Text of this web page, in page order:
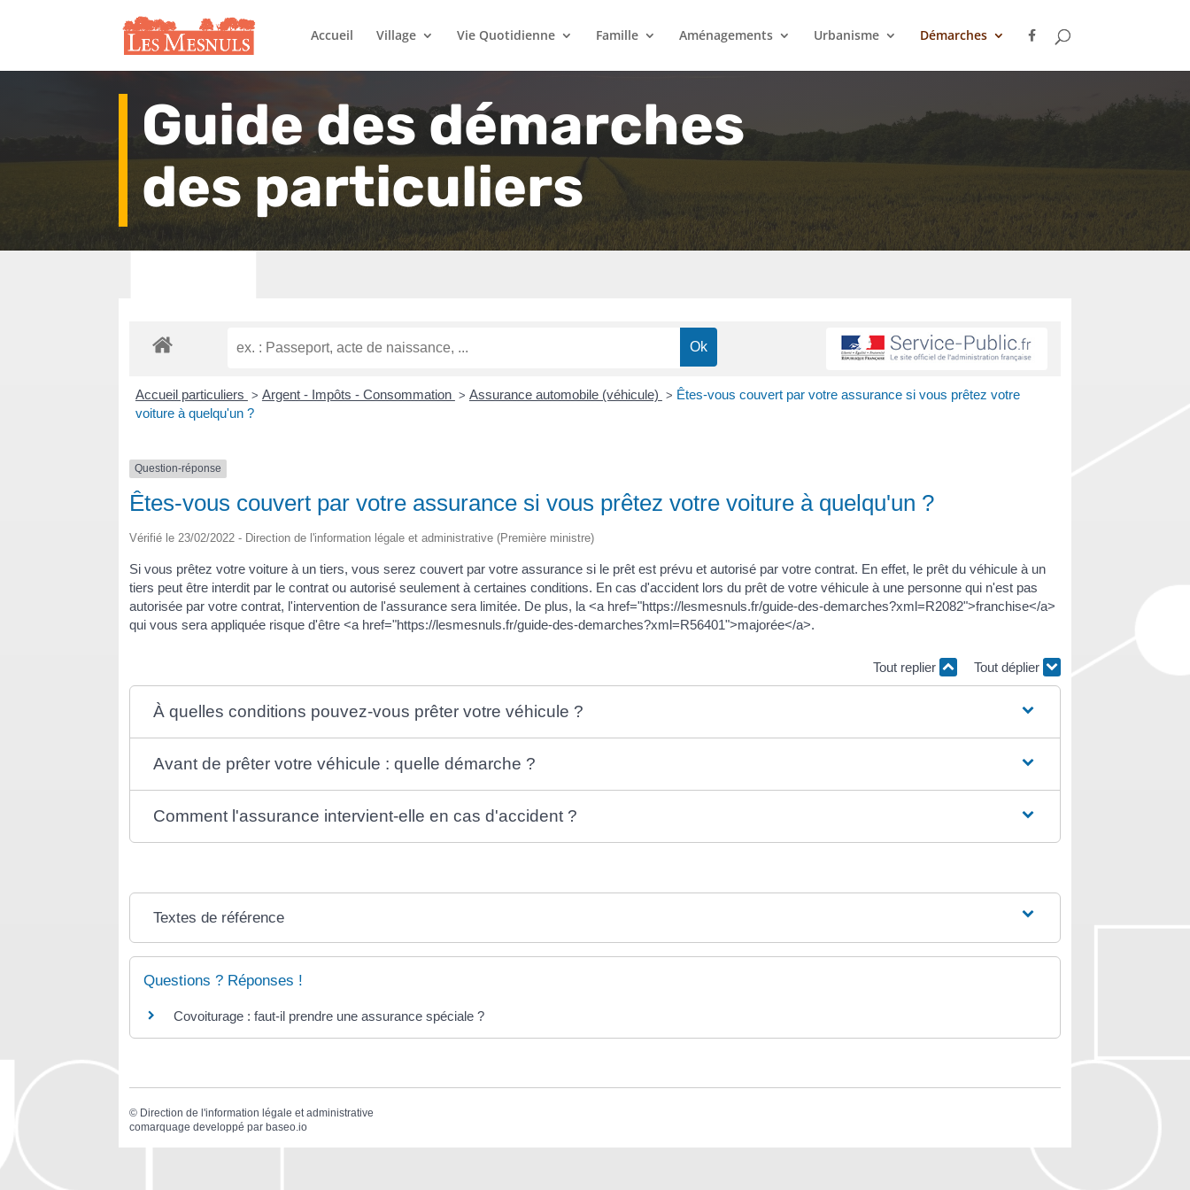
Accueil Village Vie Quotidienne Famille Aménagements Urbanisme Démarches
Guide des démarches
des particuliers
Accueil particuliers > Argent - Impôts - Consommation > Assurance automobile (véhicule) > Êtes-vous couvert par votre assurance si vous prêtez votre
voiture à quelqu'un ?
Question-réponse
Êtes-vous couvert par votre assurance si vous prêtez votre voiture à quelqu'un ?
Vérifié le 23/02/2022 - Direction de l'information légale et administrative (Première ministre)
Si vous prêtez votre voiture à un tiers, vous serez couvert par votre assurance si le prêt est prévu et autorisé par votre contrat. En effet, le prêt du véhicule à un
tiers peut être interdit par le contrat ou autorisé seulement à certaines conditions. En cas d'accident lors du prêt de votre véhicule à une personne qui n'est pas
autorisée par votre contrat, l'intervention de l'assurance sera limitée. De plus, la <a href="https://lesmesnuls.fr/guide-des-demarches?xml=R2082">franchise</a>
qui vous sera appliquée risque d'être <a href="https://lesmesnuls.fr/guide-des-demarches?xml=R56401">majorée</a>.
Tout replier Tout déplier
À quelles conditions pouvez-vous prêter votre véhicule ?
Avant de prêter votre véhicule : quelle démarche ?
Comment l'assurance intervient-elle en cas d'accident ?
Textes de référence
Questions ? Réponses !
Covoiturage : faut-il prendre une assurance spéciale ?
© Direction de l'information légale et administrative
comarquage developpé par baseo.io